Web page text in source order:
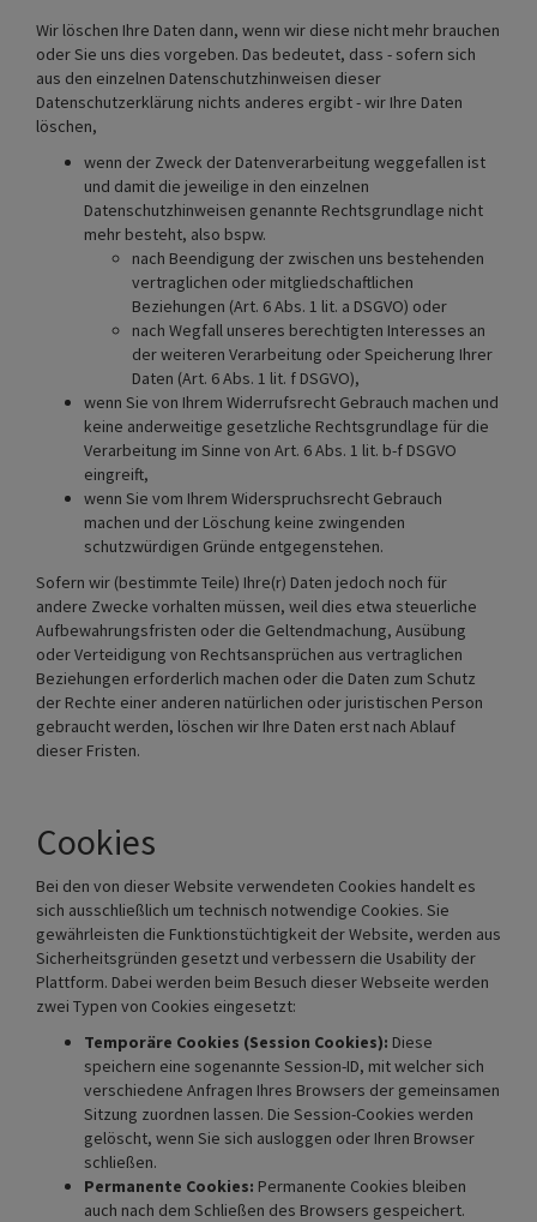
Wir löschen Ihre Daten dann, wenn wir diese nicht mehr brauchen
oder Sie uns dies vorgeben. Das bedeutet, dass - sofern sich
aus den einzelnen Datenschutzhinweisen dieser
Datenschutzerklärung nichts anderes ergibt - wir Ihre Daten
löschen,
wenn der Zweck der Datenverarbeitung weggefallen ist
und damit die jeweilige in den einzelnen
Datenschutzhinweisen genannte Rechtsgrundlage nicht
mehr besteht, also bspw.
nach Beendigung der zwischen uns bestehenden
vertraglichen oder mitgliedschaftlichen
Beziehungen (Art. 6 Abs. 1 lit. a DSGVO) oder
nach Wegfall unseres berechtigten Interesses an
der weiteren Verarbeitung oder Speicherung Ihrer
Daten (Art. 6 Abs. 1 lit. f DSGVO),
wenn Sie von Ihrem Widerrufsrecht Gebrauch machen und
keine anderweitige gesetzliche Rechtsgrundlage für die
Verarbeitung im Sinne von Art. 6 Abs. 1 lit. b-f DSGVO
eingreift,
wenn Sie vom Ihrem Widerspruchsrecht Gebrauch
machen und der Löschung keine zwingenden
schutzwürdigen Gründe entgegenstehen.
Sofern wir (bestimmte Teile) Ihre(r) Daten jedoch noch für
andere Zwecke vorhalten müssen, weil dies etwa steuerliche
Aufbewahrungsfristen oder die Geltendmachung, Ausübung
oder Verteidigung von Rechtsansprüchen aus vertraglichen
Beziehungen erforderlich machen oder die Daten zum Schutz
der Rechte einer anderen natürlichen oder juristischen Person
gebraucht werden, löschen wir Ihre Daten erst nach Ablauf
dieser Fristen.
Cookies
Bei den von dieser Website verwendeten Cookies handelt es
sich ausschließlich um technisch notwendige Cookies. Sie
gewährleisten die Funktionstüchtigkeit der Website, werden aus
Sicherheitsgründen gesetzt und verbessern die Usability der
Plattform. Dabei werden beim Besuch dieser Webseite werden
zwei Typen von Cookies eingesetzt:
Temporäre Cookies (Session Cookies): Diese
speichern eine sogenannte Session-ID, mit welcher sich
verschiedene Anfragen Ihres Browsers der gemeinsamen
Sitzung zuordnen lassen. Die Session-Cookies werden
gelöscht, wenn Sie sich ausloggen oder Ihren Browser
schließen.
Permanente Cookies: Permanente Cookies bleiben
auch nach dem Schließen des Browsers gespeichert.